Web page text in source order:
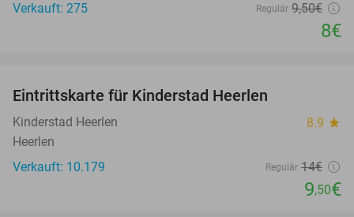
Verkauft: 275
Regulär 9,50€
8€
Eintrittskarte für Kinderstad Heerlen
Kinderstad Heerlen 8.9 star
Heerlen
Verkauft: 10.179
Regulär 14€
9,50€